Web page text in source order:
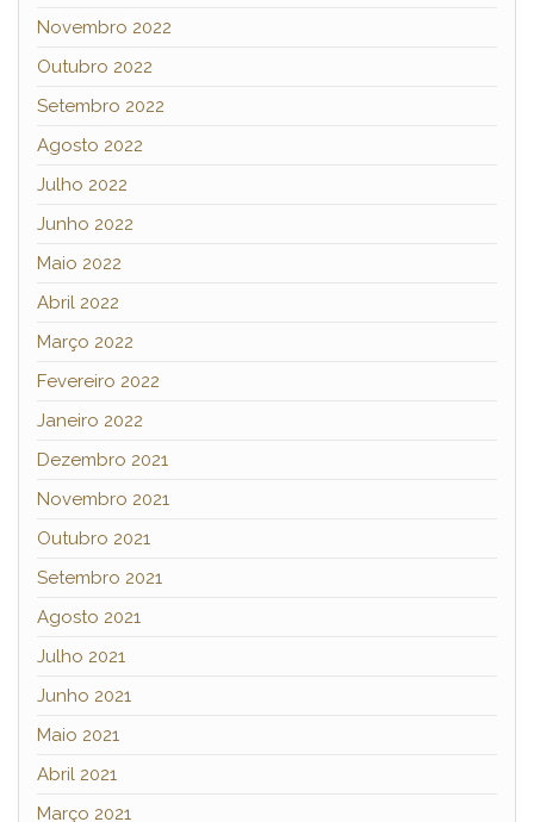
Novembro 2022
Outubro 2022
Setembro 2022
Agosto 2022
Julho 2022
Junho 2022
Maio 2022
Abril 2022
Março 2022
Fevereiro 2022
Janeiro 2022
Dezembro 2021
Novembro 2021
Outubro 2021
Setembro 2021
Agosto 2021
Julho 2021
Junho 2021
Maio 2021
Abril 2021
Março 2021